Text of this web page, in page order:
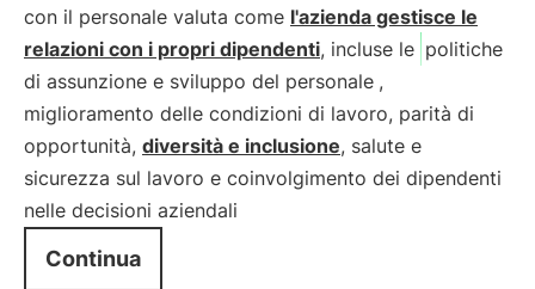
con il personale valuta come l'azienda gestisce le
relazioni con i propri dipendenti, incluse le politiche
di assunzione e sviluppo del personale ,
miglioramento delle condizioni di lavoro, parità di
opportunità, diversità e inclusione, salute e
sicurezza sul lavoro e coinvolgimento dei dipendenti
nelle decisioni aziendali
Continua